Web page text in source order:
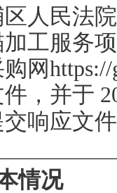
人民法
工服务
网https://
，并于
响应文
情况